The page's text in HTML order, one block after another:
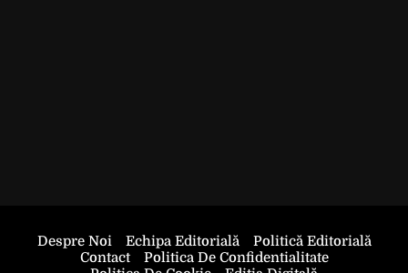
Despre Noi Echipa Editorială
Politică Editorială
Contact
Politica De Confidentialitate